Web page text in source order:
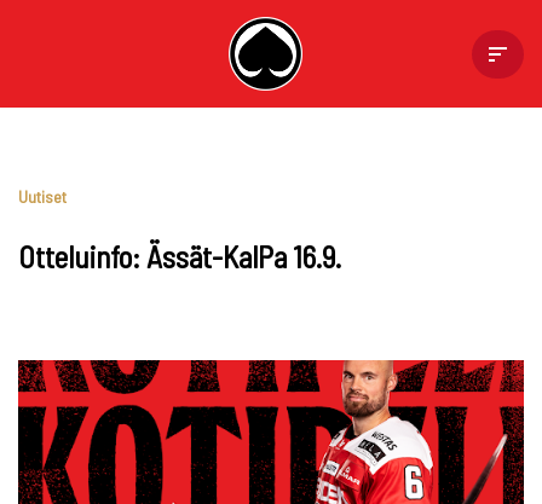
Otteluinfo: Ässät-KalPa 16.9.
Uutiset